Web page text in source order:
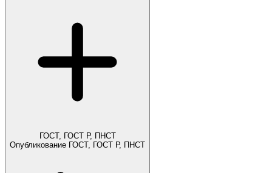
ГОСТ, ГОСТ Р, ПНСТ
Опубликование ГОСТ, ГОСТ Р, ПНСТ